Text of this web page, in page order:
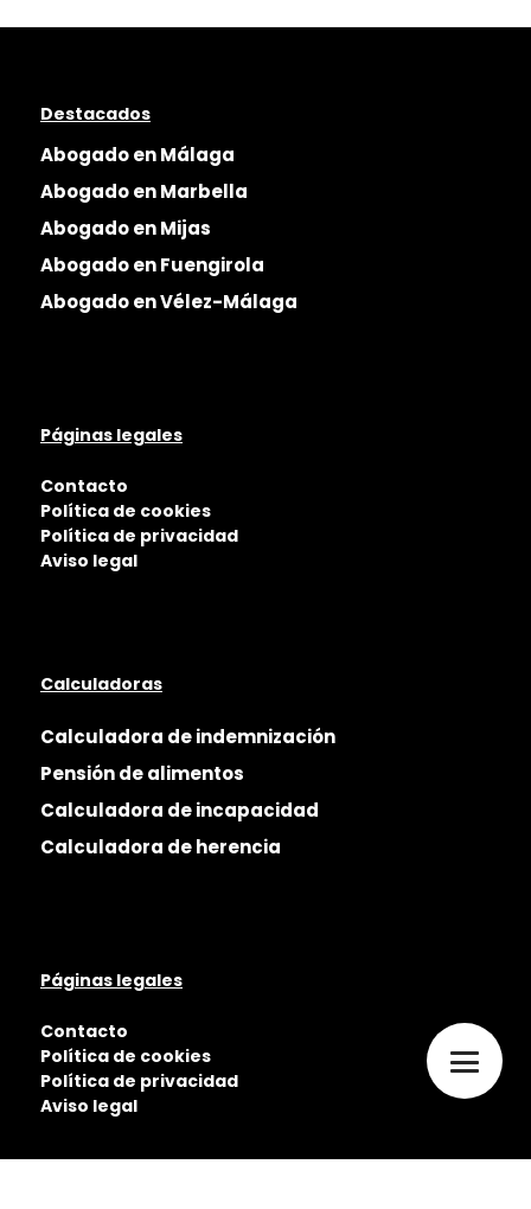
Destacados
Abogado en Málaga
Abogado en Marbella
Abogado en Mijas
Abogado en Fuengirola
Abogado en Vélez-Málaga
Páginas legales
Contacto
Política de cookies
Política de privacidad
Aviso legal
Calculadoras
Calculadora de indemnización
Pensión de alimentos
Calculadora de incapacidad
Calculadora de herencia
Páginas legales
Contacto
Política de cookies
Política de privacidad
Aviso legal